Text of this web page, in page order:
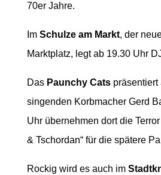
70er Jahre.
Im Schulze am Markt, der
Marktplatz, legt ab 19.30 Uhr
Das Paunchy Catspräsentiert
singenden Korbmacher Gerd
Uhr übernehmen dort die
& Tschordan“ für die spätere
Rockig wird es auch im